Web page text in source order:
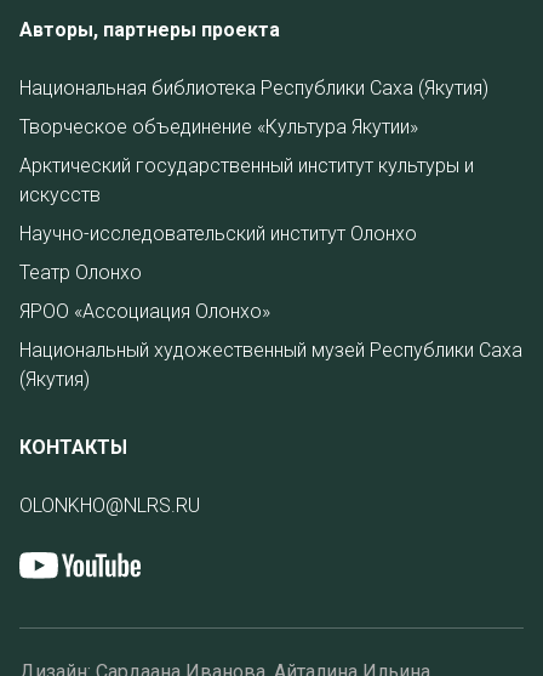
Авторы, партнеры проекта
Национальная библиотека Республики Саха (Якутия)
Творческое объединение «Культура Якутии»
Арктический государственный институт культуры и
искусств
Научно-исследовательский институт Олонхо
Театр Олонхо
ЯРОО «Ассоциация Олонхо»
Национальный художественный музей Республики Саха
(Якутия)
КОНТАКТЫ
OLONKHO@NLRS.RU